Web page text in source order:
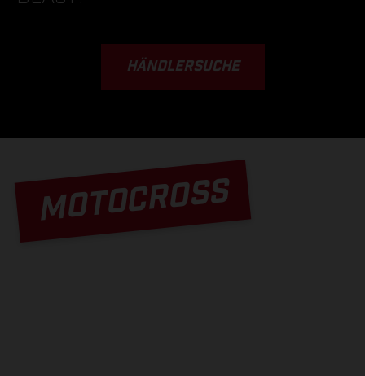
HÄNDLERSUCHE
MOTOCROSS